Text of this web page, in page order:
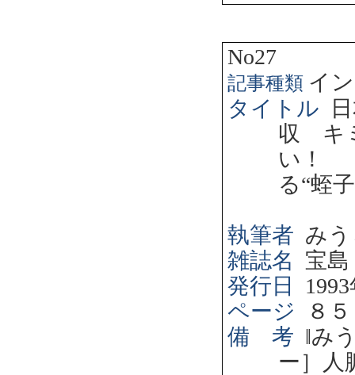
No27
記事種類 イ
タイトル
収 キ
い！
る“蛭
執筆者 み
雑誌名
宝島
発行日
1993
ページ
８５
備 考 ‖み
ー］人